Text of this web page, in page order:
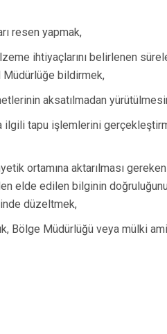
resen yapmak,
ihtiyaçlarını belirlenen
Müdürlüğe bildirmek,
aksatılmadan
ilgili tapu işlemlerini
ortamına aktarılması
elde edilen bilginin
düzeltmek,
Bölge Müdürlüğü veya mülki